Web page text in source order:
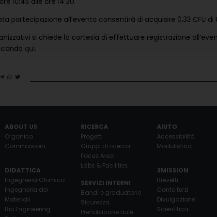
partecipazione all’evento consentirà di acquisire 0.33 CFU di
si chiede la cortesia di effettuare registrazione
qui.
ABOUT US
Organico
Commissioni
DIDATTICA
Ingegneria Chimica
Ingegneria dei
Materiali
Bio Engineering
RICERCA
Progetti
Gruppi di ricerca
Focus Area
Labs & Facilities
SERVIZI INTERNI
Bandi e graduatorie
Sicurezza
Prenotazione aule
AIUTO
Accessibilità
Modulistica
3MISSION
Brevetti
Conto terzi
Divulgazione
Scientifica